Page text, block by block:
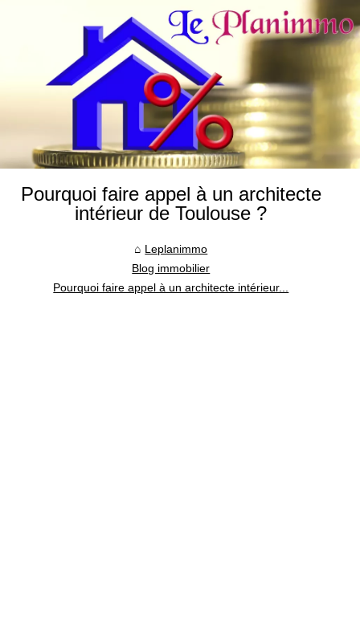
Pourquoi faire appel à un architecte
intérieur de Toulouse ?
Leplanimmo
Blog immobilier
Pourquoi faire appel à un architecte intérieur...